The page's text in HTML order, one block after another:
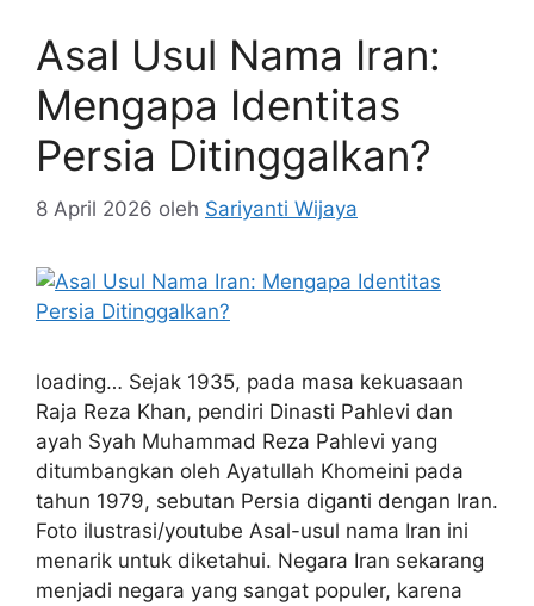
Asal Usul Nama Iran:
Mengapa Identitas
Persia Ditinggalkan?
8 April 2026 oleh Sariyanti Wijaya
loading… Sejak 1935, pada masa kekuasaan
Raja Reza Khan, pendiri Dinasti Pahlevi dan
ayah Syah Muhammad Reza Pahlevi yang
ditumbangkan oleh Ayatullah Khomeini pada
tahun 1979, sebutan Persia diganti dengan Iran.
Foto ilustrasi/youtube Asal-usul nama Iran ini
menarik untuk diketahui. Negara Iran sekarang
menjadi negara yang sangat populer, karena